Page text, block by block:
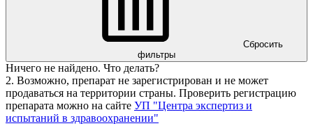
Сбросить
фильтры
Ничего не найдено. Что делать?
2. Возможно, препарат не зарегистрирован и не может
продаваться на территории страны. Проверить регистрацию
препарата можно на сайте УП "Центра экспертиз и
испытаний в здравоохранении"